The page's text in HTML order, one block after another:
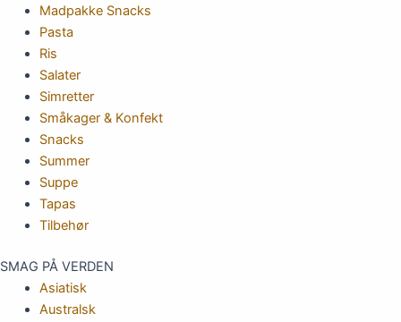
Madpakke Snacks
Pasta
Ris
Salater
Simretter
Småkager & Konfekt
Snacks
Summer
Suppe
Tapas
Tilbehør
SMAG PÅ VERDEN
Asiatisk
Australsk